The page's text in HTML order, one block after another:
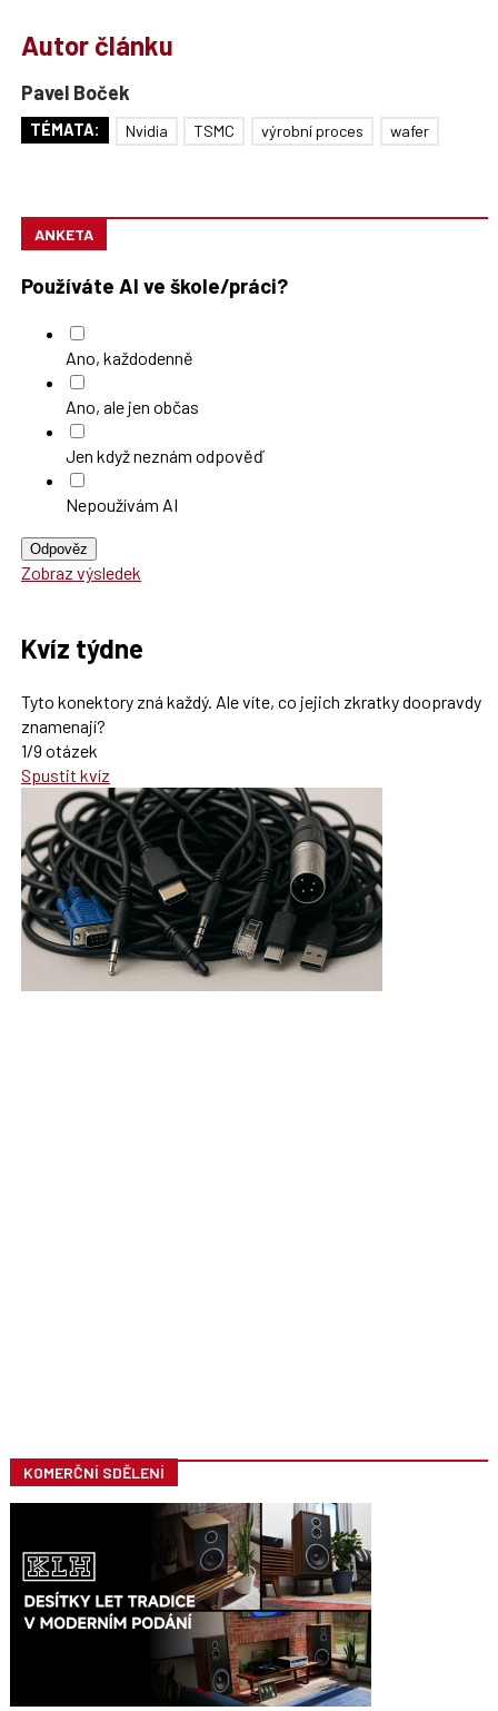
Autor článku
Pavel Boček
TÉMATA: Nvidia TSMC výrobní proces wafer
ANKETA
Používáte AI ve škole/práci?
Ano, každodenně
Ano, ale jen občas
Jen když neznám odpověď
Nepoužívám AI
Odpověz
Zobraz výsledek
Kvíz týdne
Tyto konektory zná každý. Ale víte, co jejich zkratky doopravdy
znamenají?
1/9 otázek
Spustit kvíz
KOMERČNÍ SDĚLENÍ